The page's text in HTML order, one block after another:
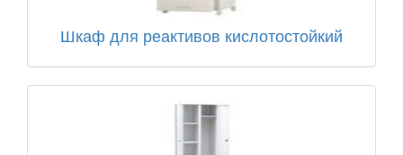
Шкаф для реактивов кислотостойкий